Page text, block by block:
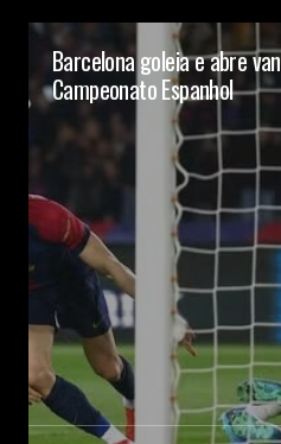
Barcelona goleia e abre
Campeonato Espanhol